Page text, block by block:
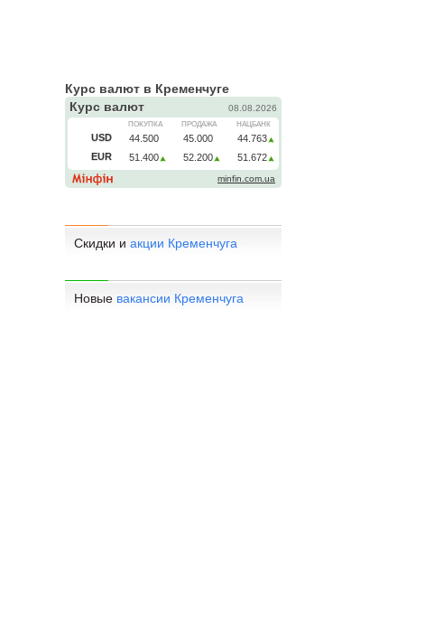
Курс валют в Кременчуге
Скидки и акции Кременчуга
Новые вакансии Кременчуга